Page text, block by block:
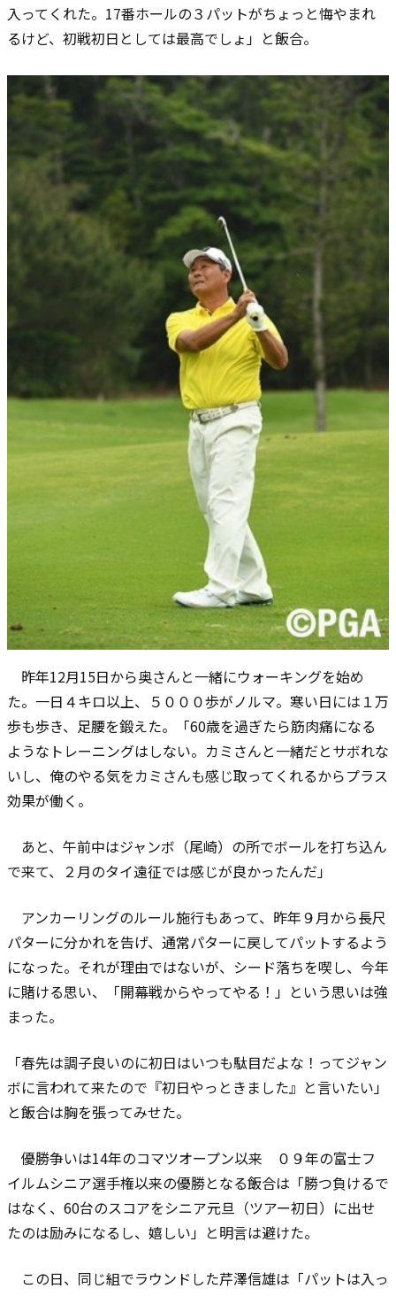
入ってくれた。17番ホールの３パットがちょっと悔やまれ
るけど、初戦初日としては最高でしょ」と飯合。
昨年12月15日から奥さんと一緒にウォーキングを始め
た。一日４キロ以上、５０００歩がノルマ。寒い日には１万
歩も歩き、足腰を鍛えた。「60歳を過ぎたら筋肉痛になる
ようなトレーニングはしない。カミさんと一緒だとサボれな
いし、俺のやる気をカミさんも感じ取ってくれるからプラス
効果が働く。
あと、午前中はジャンボ（尾崎）の所でボールを打ち込ん
で来て、２月のタイ遠征では感じが良かったんだ」
アンカーリングのルール施行もあって、昨年９月から長尺
パターに分かれを告げ、通常パターに戻してパットするよう
になった。それが理由ではないが、シード落ちを喫し、今年
に賭ける思い、「開幕戦からやってやる！」という思いは強
まった。
「春先は調子良いのに初日はいつも駄目だよな！ってジャン
ボに言われて来たので『初日やっときました』と言いたい」
と飯合は胸を張ってみせた。
優勝争いは14年のコマツオープン以来 ０９年の富士フ
イルムシニア選手権以来の優勝となる飯合は「勝つ負けるで
はなく、60台のスコアをシニア元旦（ツアー初日）に出せ
たのは励みになるし、嬉しい」と明言は避けた。
この日、同じ組でラウンドした芹澤信雄は「パットは入っ